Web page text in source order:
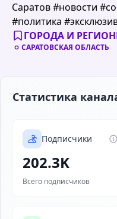
Саратов #новости
#политика
ГОРОДА И
САРАТОВСКАЯ ОБЛАСТЬ
Статистика
Подписчики
202.3K
Всего подписчиков